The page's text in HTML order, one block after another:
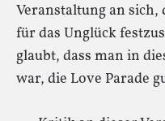
Veranstaltung an sich,
für das Unglück
glaubt, dass man in
war, die Love Parade